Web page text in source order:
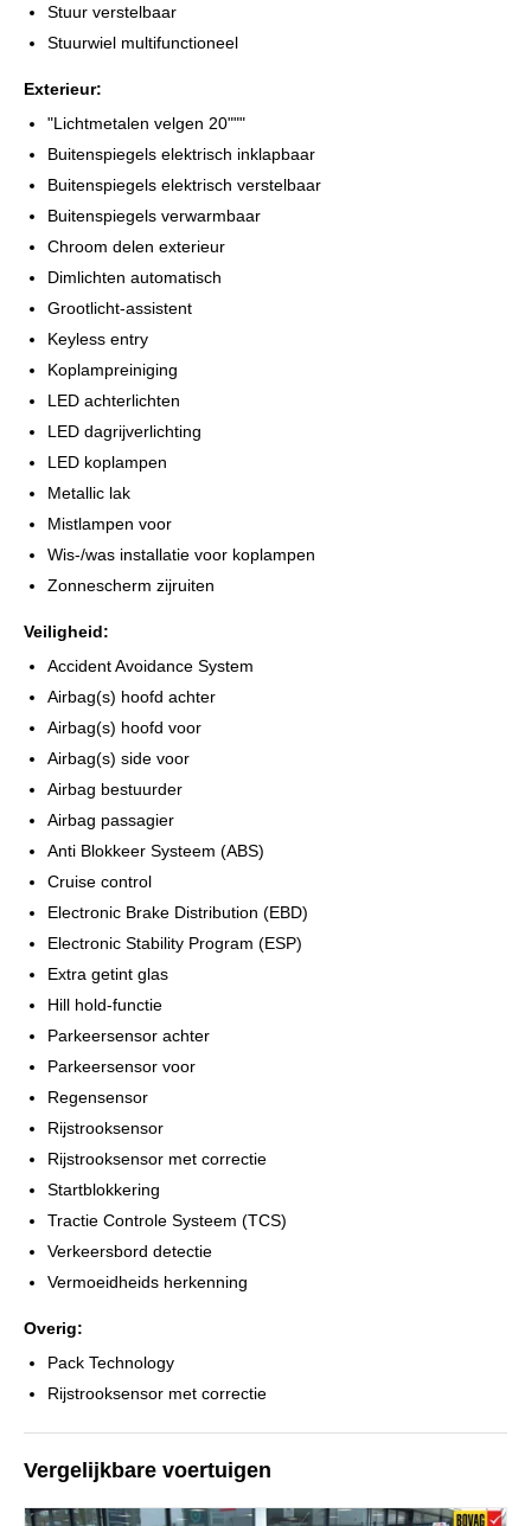
Cruise control elec ramen led koplampen pdc voor & achter
multifunctioneel stuurwiel interieur verlichting stuurbekr.
km stand 110043
Vraagprijs 9495 euro
tel 0654673905 / 0246752258
Microweg 36
6545CM Nijmegen
024-6752258
info@wandersautos.nl
nodig heeft om de juiste beslissing te nemen en ondersteunt u
bij het afwegen van de voor- en nadelen. Onze showroom biedt
plaats voor minimaal 20 occasions en ook op het buitenterrein
staan nog tientallen occasions voor u klaar. Er is dus volop
keuze aan gebruikte auto`s en mocht de auto die u zoekt er niet
bij staan, dan gaan we graag voor u op zoek.
AAN DE INFORMATIE IN ONZE ADVERTENTIE KAN OP GEEN
Stuur verstelbaar
Stuurwiel multifunctioneel
Exterieur:
"Lichtmetalen velgen 20"""
Buitenspiegels elektrisch inklapbaar
Buitenspiegels elektrisch verstelbaar
Buitenspiegels verwarmbaar
Chroom delen exterieur
Dimlichten automatisch
Grootlicht-assistent
Keyless entry
Koplampreiniging
LED achterlichten
LED dagrijverlichting
LED koplampen
Metallic lak
Mistlampen voor
Wis-/was installatie voor koplampen
Zonnescherm zijruiten
Veiligheid:
Accident Avoidance System
Airbag(s) hoofd achter
Airbag(s) hoofd voor
Airbag(s) side voor
Airbag bestuurder
Airbag passagier
Anti Blokkeer Systeem (ABS)
Cruise control
Electronic Brake Distribution (EBD)
Electronic Stability Program (ESP)
Extra getint glas
Hill hold-functie
Parkeersensor achter
Parkeersensor voor
Regensensor
Rijstrooksensor
Rijstrooksensor met correctie
Startblokkering
Tractie Controle Systeem (TCS)
Verkeersbord detectie
Vermoeidheids herkenning
Overig:
Pack Technology
Rijstrooksensor met correctie
Vergelijkbare voertuigen